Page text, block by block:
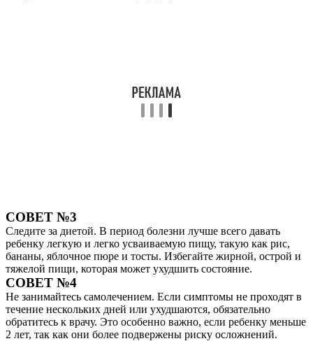
СОВЕТ №3
Следите за диетой. В период болезни лучше всего давать
ребенку легкую и легко усваиваемую пищу, такую как рис,
бананы, яблочное пюре и тосты. Избегайте жирной, острой и
тяжелой пищи, которая может ухудшить состояние.
СОВЕТ №4
Не занимайтесь самолечением. Если симптомы не проходят в
течение нескольких дней или ухудшаются, обязательно
обратитесь к врачу. Это особенно важно, если ребенку меньше
2 лет, так как они более подвержены риску осложнений.